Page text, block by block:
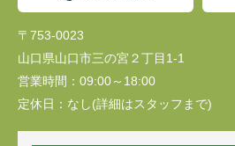
〒753-0023
山口県山口市三の宮２丁目1-1
営業時間： 09:00～18:00
定休日： なし(詳細はスタッフまで)